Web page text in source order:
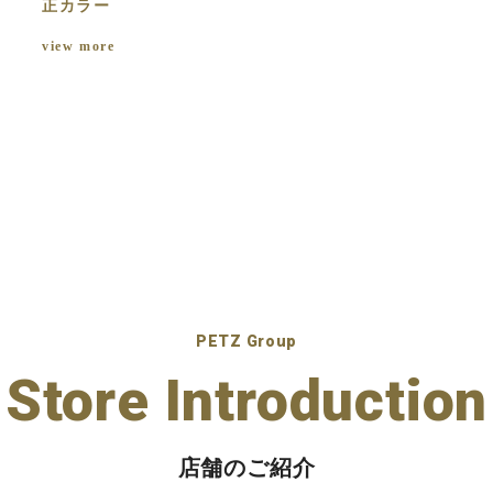
正カラー
view more
PETZ Group
Store Introduction
店舗のご紹介